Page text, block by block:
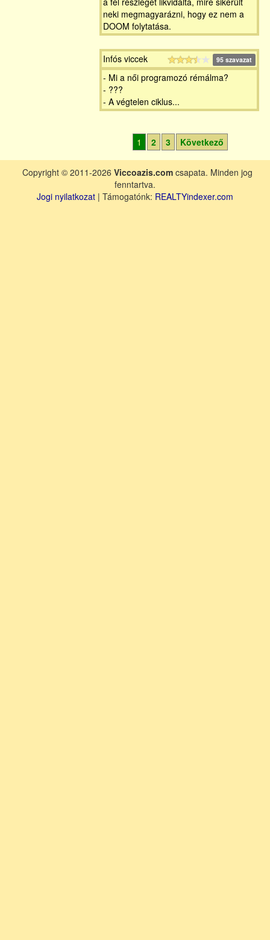
neki megmagyarázni, hogy ez nem a
DOOM folytatása.
Infós viccek 95 szavazat
- Mi a női programozó rémálma?
- ???
- A végtelen ciklus...
1 2 3 Következő
Copyright © 2011-2026 Viccoazis.com csapata. Minden jog
fenntartva.
Jogi nyilatkozat | Támogatónk: REALTYindexer.com